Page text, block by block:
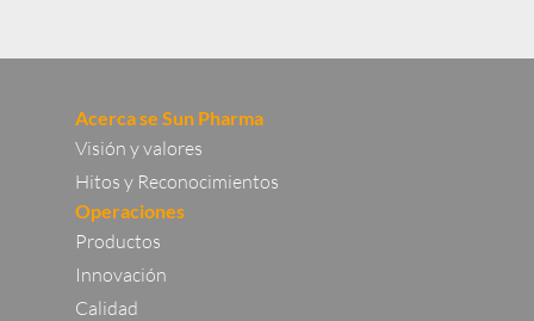
Acerca se Sun Pharma
Visión y valores
Hitos y Reconocimientos
Operaciones
Productos
Innovación
Calidad